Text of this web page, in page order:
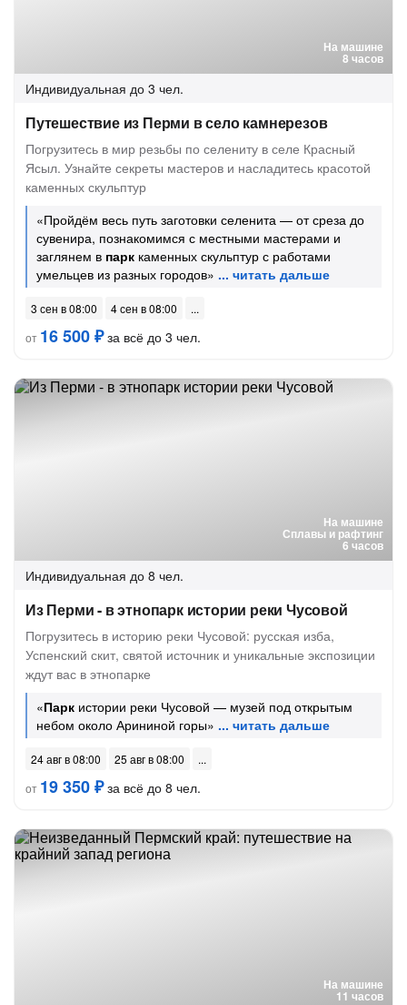
На машине
8 часов
Индивидуальная до 3 чел.
Путешествие из Перми в село камнерезов
Погрузитесь в мир резьбы по селениту в селе Красный
Ясыл. Узнайте секреты мастеров и насладитесь красотой
каменных скульптур
«Пройдём весь путь заготовки селенита — от среза до
сувенира, познакомимся с местными мастерами и
заглянем в парк каменных скульптур с работами
умельцев из разных городов»
3 сен в 08:00
4 сен в 08:00
от 16 500 ₽за всё до 3 чел.
На машине
Сплавы и рафтинг
6 часов
Индивидуальная до 8 чел.
Из Перми - в этнопарк истории реки Чусовой
Погрузитесь в историю реки Чусовой: русская изба,
Успенский скит, святой источник и уникальные экспозиции
ждут вас в этнопарке
«Парк истории реки Чусовой — музей под открытым
небом около Арининой горы»
24 авг в 08:00
25 авг в 08:00
от 19 350 ₽за всё до 8 чел.
На машине
11 часов